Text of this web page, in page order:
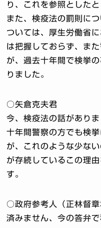
り、これを参照としたと
また、検疫法の罰則に
ついては、厚生労働省
は把握しておらず、ま
が、過去十年間で検挙
りました。
○矢倉克夫君
今、検疫法の話があり
十年間警察の方でも検
が、これのような少な
が存続しているこの理
す。
○政府参考人（正林督章
済みません、今の答弁